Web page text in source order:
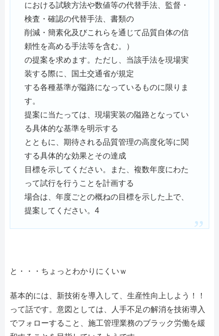
における試験方法や数値等の代替手法、監督・
検査・確認の代替手法、書類の
削減・簡素化及びこれらを通じて品質自体の信
頼性を高める手法等を含む。）
の提案を求めます。ただし、当該手法を現場実
装する際に、国土交通省が規定
する各種基準が隘路になっているものに限りま
す。
提案に当たっては、現場実装の隘路となってい
る具体的な基準を明示する
とともに、期待される品質管理の高度化等に関
する具体的な効果とその達成
目標を示してください。また、複数年度にわた
って試行を行うことを計画する
場合は、年度ごとの概ねの目標を示した上で、
提案してください。4
と・・・ちょっとわかりにくいｗ
基本的には、新技術を導入して、生産性向上しよう！！
って話です。意図としては、人手不足の解消を技術導入
でフォローすること、施工管理業務のブラック労働を緩